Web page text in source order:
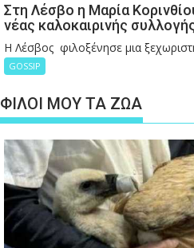
Στη Λέσβο η Μαρία
νέας καλοκαιρινής
Η Λέσβος φιλοξένησε μια
GOSSIP
ΦΙΛΟΙ ΜΟΥ ΤΑ ΖΩΑ